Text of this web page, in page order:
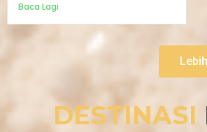
Baca Lagi
Lebih
DESTINASI